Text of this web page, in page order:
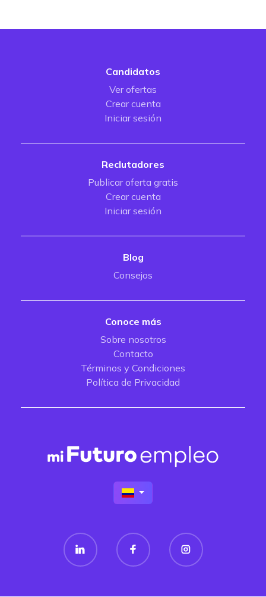
Candidatos
Ver ofertas
Crear cuenta
Iniciar sesión
Reclutadores
Publicar oferta gratis
Crear cuenta
Iniciar sesión
Blog
Consejos
Conoce más
Sobre nosotros
Contacto
Términos y Condiciones
Política de Privacidad